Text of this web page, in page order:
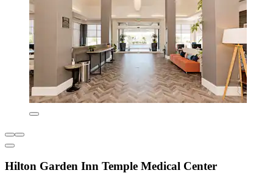
Hilton Garden Inn Temple Medical Center